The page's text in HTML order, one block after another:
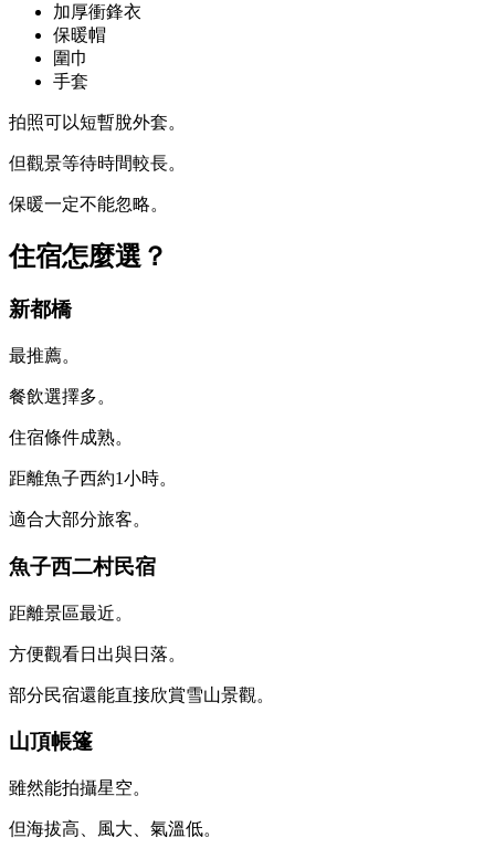
加厚衝鋒衣
保暖帽
圍巾
手套
拍照可以短暫脫外套。
但觀景等待時間較長。
保暖一定不能忽略。
住宿怎麼選？
新都橋
最推薦。
餐飲選擇多。
住宿條件成熟。
距離魚子西約1小時。
適合大部分旅客。
魚子西二村民宿
距離景區最近。
方便觀看日出與日落。
部分民宿還能直接欣賞雪山景觀。
山頂帳篷
雖然能拍攝星空。
但海拔高、風大、氣溫低。